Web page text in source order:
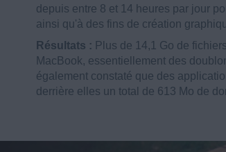
depuis entre 8 et 14 heures par jour
ainsi qu'à des fins de création
Résultats : Plus de 14,1 Go de
MacBook, essentiellement des
également constaté que des
derrière elles un total de 613 Mo de